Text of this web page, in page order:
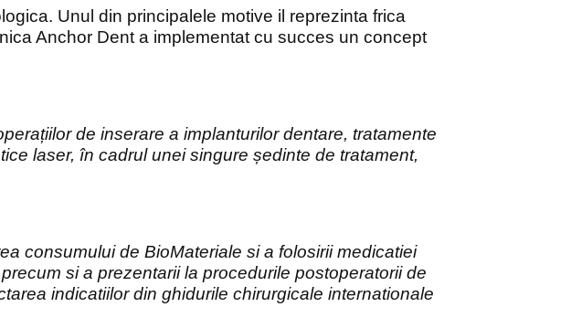
Unul din principalele motive il reprezinta frica
Anchor Dent a implementat cu succes un concept
de inserare a implanturilor dentare, tratamente
laser, în cadrul unei singure ședinte de tratament,
consumului de BioMateriale si a folosirii medicatiei
si a prezentarii la procedurile postoperatorii de
indicatiilor din ghidurile chirurgicale internationale